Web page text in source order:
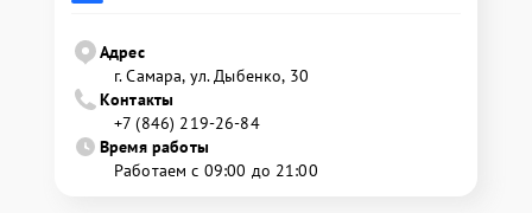
Адрес
г. Самара, ул. Дыбенко, 30
Контакты
+7 (846) 219-26-84
Время работы
Работаем с 09:00 до 21:00